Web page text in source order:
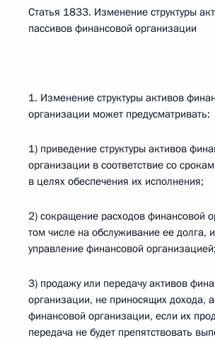
Статья 1833. Изменение структуры
пассивов финансовой организации
1. Изменение структуры активов
организации может предусматривать:
1) приведение структуры активов
организации в соответствие со
в целях обеспечения их исполнения;
2) сокращение расходов финансовой
том числе на обслуживание ее долга,
управление финансовой организацией;
3) продажу или передачу активов
организации, не приносящих дохода,
финансовой организации, если их
передача не будет препятствовать